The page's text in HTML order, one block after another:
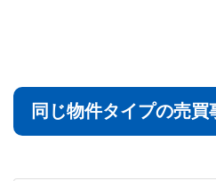
同じ物件タイプの売買